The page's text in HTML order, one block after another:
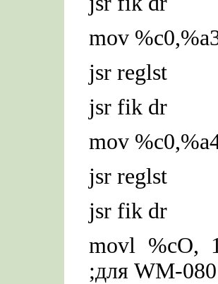
mov
jsr reglst
jsr fik dr
mov
jsr reglst
jsr fik dr
movl %cO,
;для WM-